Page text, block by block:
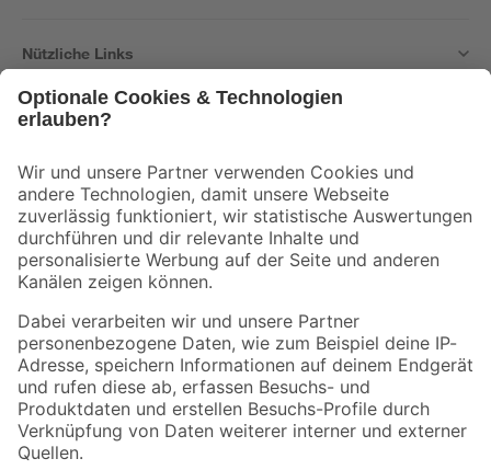
Nützliche Links
Der toom Newsletter: Keine Angebote und Aktionen mehr verpassen!
Zur Newsletter Anmeldung
Folge uns
Zahlungsarten Versandarten